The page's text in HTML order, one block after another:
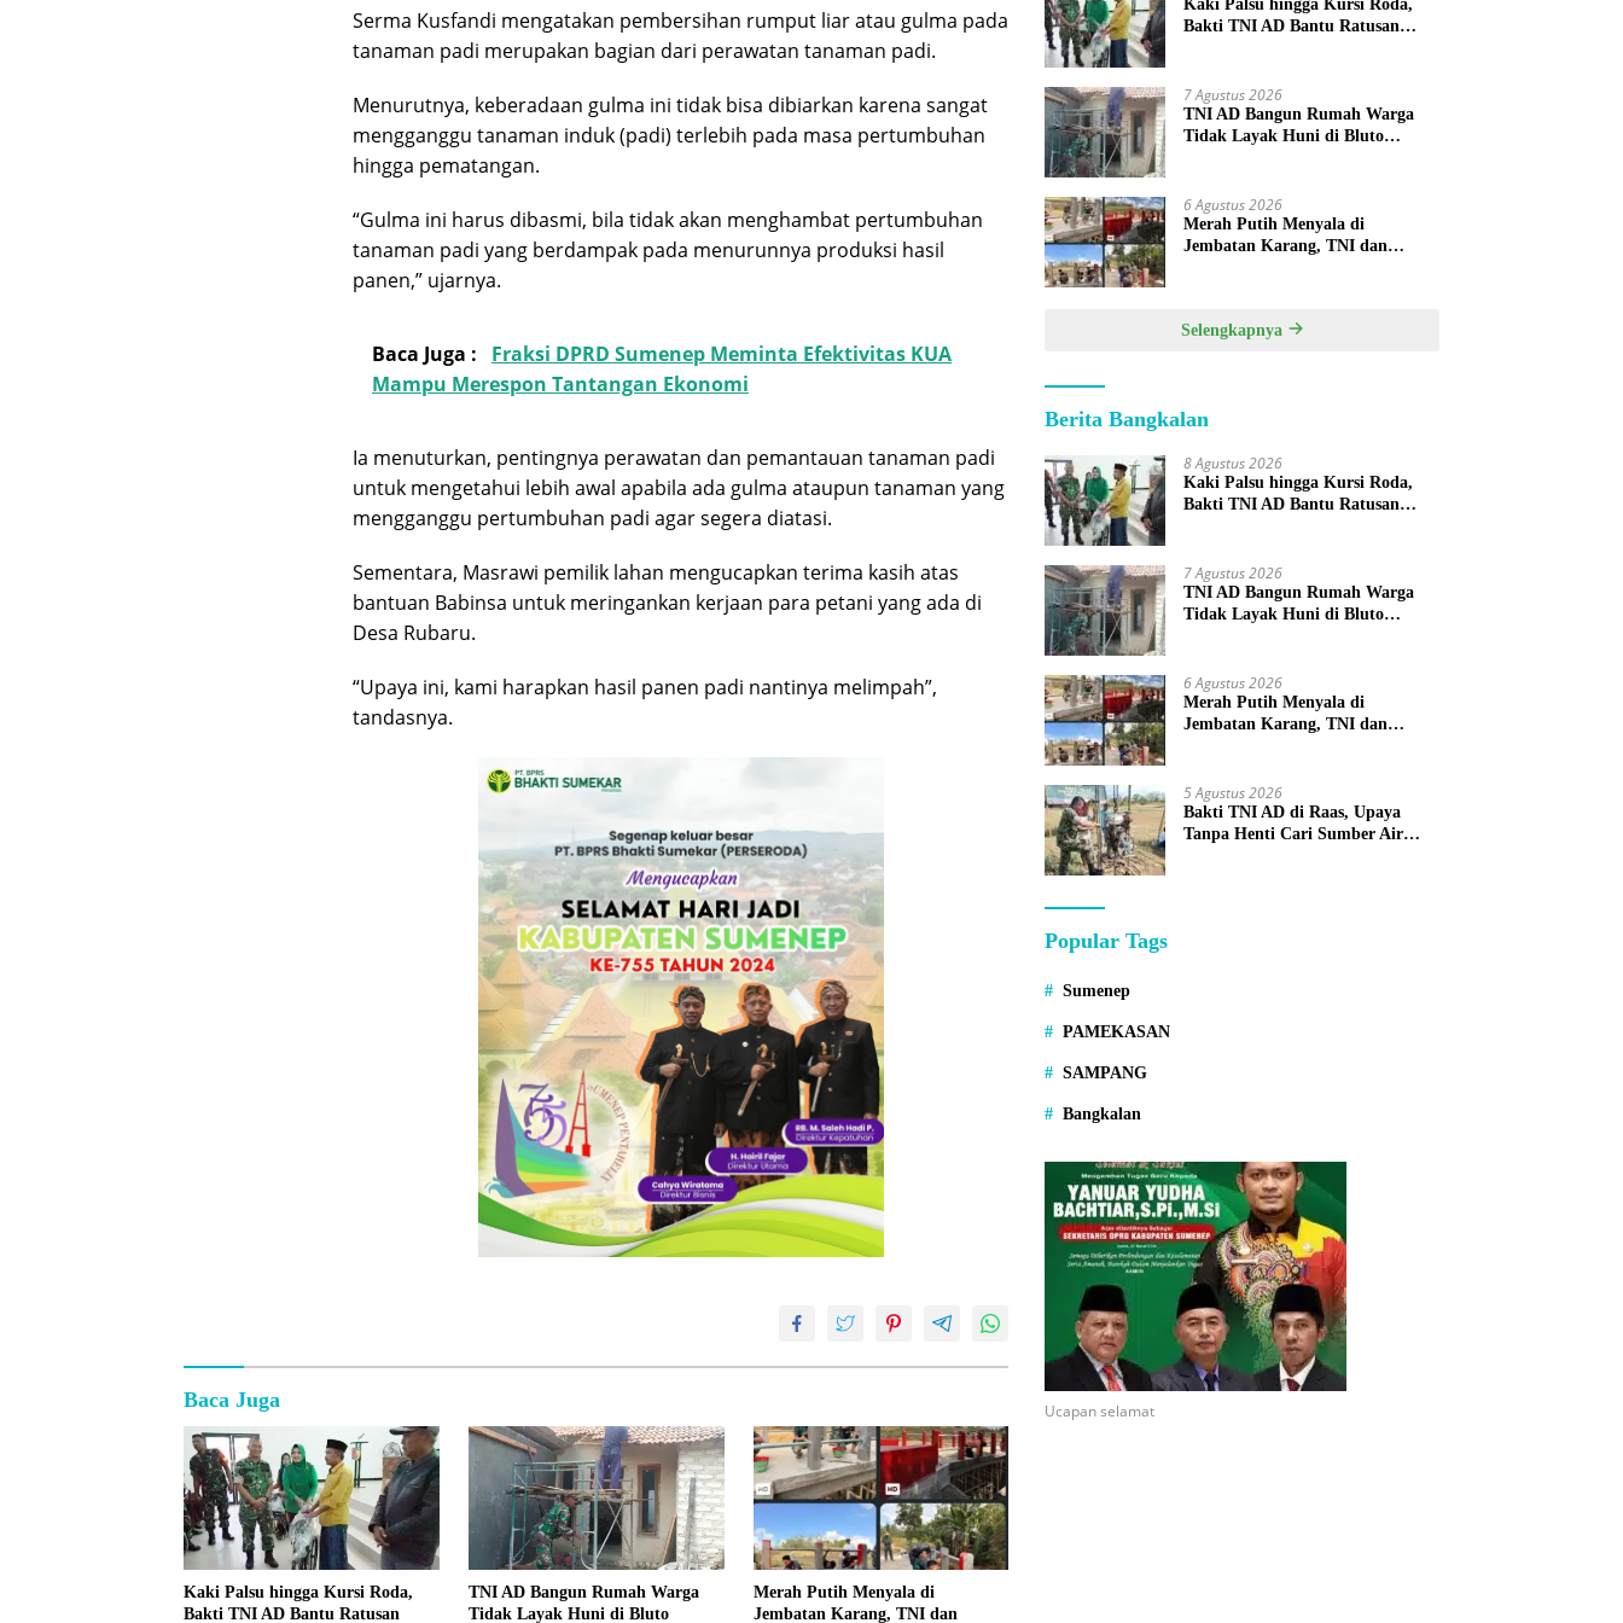
Serma Kusfandi mengatakan pembersihan rumput liar atau gulma pada
tanaman padi merupakan bagian dari perawatan tanaman padi.
Menurutnya, keberadaan gulma ini tidak bisa dibiarkan karena sangat
mengganggu tanaman induk (padi) terlebih pada masa pertumbuhan
hingga pematangan.
“Gulma ini harus dibasmi, bila tidak akan menghambat pertumbuhan
tanaman padi yang berdampak pada menurunnya produksi hasil
panen,” ujarnya.
Baca Juga :
Fraksi DPRD Sumenep Meminta Efektivitas KUA
Mampu Merespon Tantangan Ekonomi
Ia menuturkan, pentingnya perawatan dan pemantauan tanaman padi
untuk mengetahui lebih awal apabila ada gulma ataupun tanaman yang
mengganggu pertumbuhan padi agar segera diatasi.
Sementara, Masrawi pemilik lahan mengucapkan terima kasih atas
bantuan Babinsa untuk meringankan kerjaan para petani yang ada di
Desa Rubaru.
“Upaya ini, kami harapkan hasil panen padi nantinya melimpah”,
tandasnya.
Baca Juga
Kaki Palsu hingga Kursi Roda,
Bakti TNI AD Bantu Ratusan
TNI AD Bangun Rumah Warga
Tidak Layak Huni di Bluto
Merah Putih Menyala di
Jembatan Karang, TNI dan
Kaki Palsu hingga Kursi Roda,
Bakti TNI AD Bantu Ratusan
7 Agustus 2026
TNI AD Bangun Rumah Warga
Tidak Layak Huni di Bluto
6 Agustus 2026
Merah Putih Menyala di
Jembatan Karang, TNI dan
Selengkapnya
Berita Bangkalan
8 Agustus 2026
Kaki Palsu hingga Kursi Roda,
Bakti TNI AD Bantu Ratusan
7 Agustus 2026
TNI AD Bangun Rumah Warga
Tidak Layak Huni di Bluto
6 Agustus 2026
Merah Putih Menyala di
Jembatan Karang, TNI dan
5 Agustus 2026
Bakti TNI AD di Raas, Upaya
Tanpa Henti Cari Sumber Air
Popular Tags
Sumenep
PAMEKASAN
SAMPANG
Bangkalan
Ucapan selamat